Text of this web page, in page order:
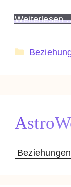
Weiterlesen
AstroWolke